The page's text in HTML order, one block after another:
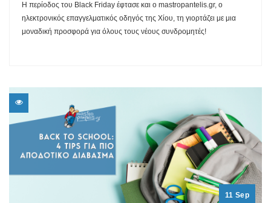
Η περίοδος του Black Friday έφτασε και ο mastropantelis.gr, ο
ηλεκτρονικός επαγγελματικός οδηγός της Χίου, τη γιορτάζει με μια
μοναδική προσφορά για όλους τους νέους συνδρομητές!
11 Sep